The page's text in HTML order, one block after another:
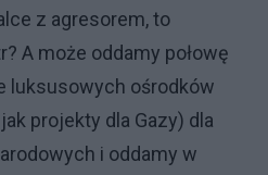
z agresorem, to
A może oddamy połowę
luksusowych ośrodków
projekty dla Gazy) dla
i oddamy w